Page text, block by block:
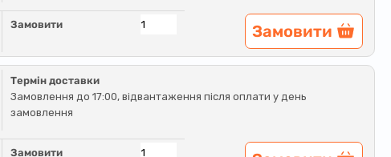
Замовити Замовити
Термін доставки
Замовлення до 17:00, відвантаження після оплати у день
замовлення
Замовити